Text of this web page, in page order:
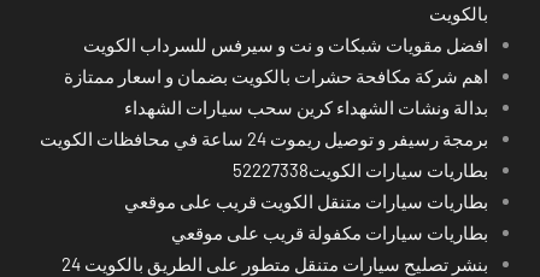
بالكويت
افضل مقويات شبكات و نت و سيرفس للسرداب الكويت
اهم شركة مكافحة حشرات بالكويت بضمان و اسعار ممتازة
بدالة ونشات الشهداء كرين سحب سيارات الشهداء
برمجة رسيفر و توصيل ريموت 24 ساعة في محافظات الكويت
بطاريات سيارات الكويت52227338
بطاريات سيارات متنقل الكويت قريب على موقعي
بطاريات سيارات مكفولة قريب على موقعي
بنشر تصليح سيارات متنقل متطور على الطريق بالكويت 24